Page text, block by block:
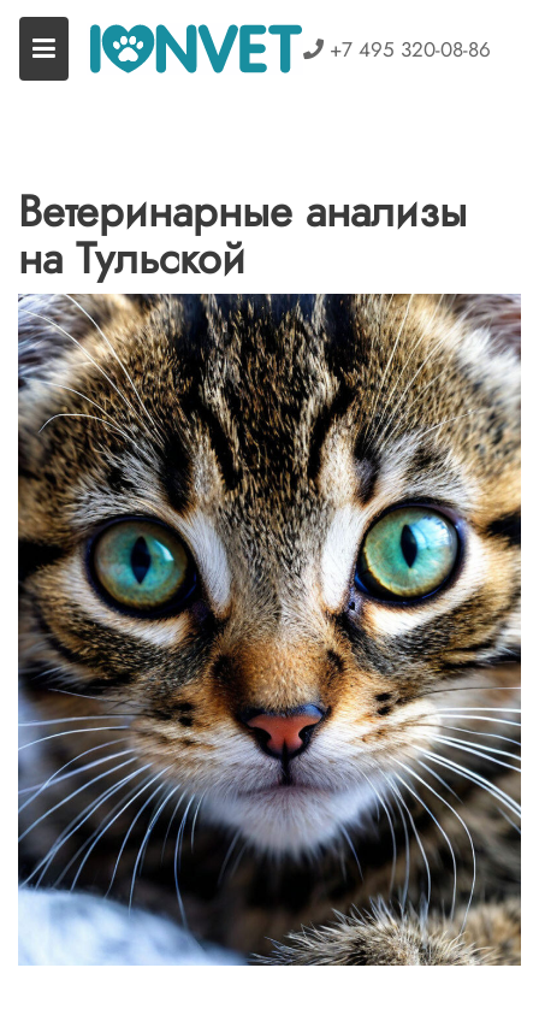
Перейти
содержимому
+7 495 320-08-86
Ветеринарные анализы
на Тульской